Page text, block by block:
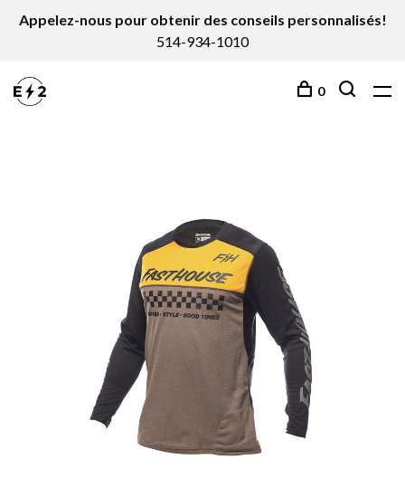
Appelez-nous pour obtenir des conseils personnalisés!
514-934-1010
0